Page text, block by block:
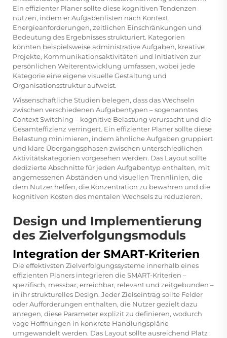
Ein effizienter Planer sollte diese kognitiven Tendenzen
nutzen, indem er Aufgabenlisten nach Kontext,
Energieanforderungen, zeitlichen Einschränkungen und
Bedeutung des Ergebnisses strukturiert. Kategorien
könnten beispielsweise administrative Aufgaben, kreative
Projekte, Kommunikationsaktivitäten und Initiativen zur
persönlichen Weiterentwicklung umfassen, wobei jede
Kategorie eine eigene visuelle Gestaltung und
Organisationsstruktur aufweist.
Wissenschaftliche Studien belegen, dass das Wechseln
zwischen verschiedenen Aufgabentypen – sogenanntes
Context Switching – kognitive Belastung verursacht und die
Gesamteffizienz verringert. Ein effizienter Planersollte diese
Belastung minimieren, indem ähnliche Aufgaben gruppiert
und klare Übergangsphasen zwischen unterschiedlichen
Aktivitätskategorien vorgesehen werden. Das Layout sollte
dedizierte Abschnitte für jeden Aufgabentyp enthalten, mit
angemessenen Abständen und visuellen Trennlinien, die
dem Nutzer helfen, die Konzentration zu bewahren und die
kognitiven Kosten des mentalen Wechsels zu reduzieren.
Design und Implementierung
des Zielverfolgungsmoduls
Integration der SMART-Kriterien
Die effektivsten Zielverfolgungssysteme innerhalb eines
effizienten Planers integrieren die SMART-Kriterien –
spezifisch, messbar, erreichbar, relevant und zeitgebunden –
in ihr strukturelles Design. Jeder Zielseintrag sollte Felder
oder Aufforderungen enthalten, die Nutzer gezielt dazu
anregen, diese Parameter explizit zu definieren, wodurch
vage Hoffnungen in konkrete Handlungspläne
umgewandelt werden. Das Layout sollte ausreichend Platz